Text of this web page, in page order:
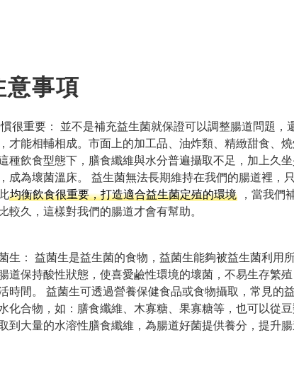
意事項
很重要： 並不是補充益生菌就保證可以調整腸道問題，
才能相輔相成。市面上的加工品、油炸類、精緻甜食、
種飲食型態下，膳食纖維與水分普遍攝取不足，加上久
成為壞菌溫床。 益生菌無法長期維持在我們的腸道裡，
均衡飲食很重要，打造適合益生菌定殖的環境 ，當我們
較久，這樣對我們的腸道才會有幫助。
生： 益菌生是益生菌的食物，益菌生能夠被益生菌利用
道保持酸性狀態，使喜愛鹼性環境的壞菌，不易生存繁
時間。 益菌生可透過營養保健食品或食物攝取，常見的
化合物，如：膳食纖維、木寡糖、果寡糖等，也可以從
到大量的水溶性膳食纖維，為腸道好菌提供養分，提升